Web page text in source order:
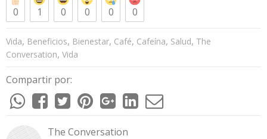
0 1 0 0 0 0
Vida, Beneficios, Bienestar, Café, Cafeína, Salud, The
Conversation, Vida
Compartir por:
The Conversation